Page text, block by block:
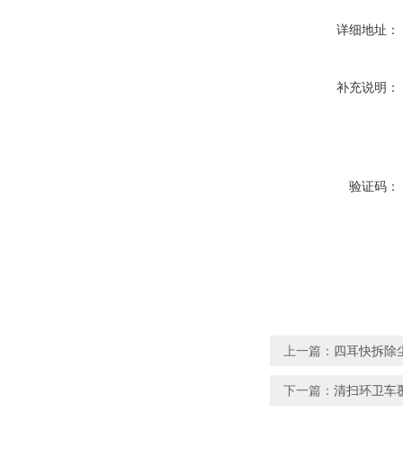
详细地址：
补充说明：
验证码：
上一篇： 四耳快拆除
下一篇： 清扫环卫车